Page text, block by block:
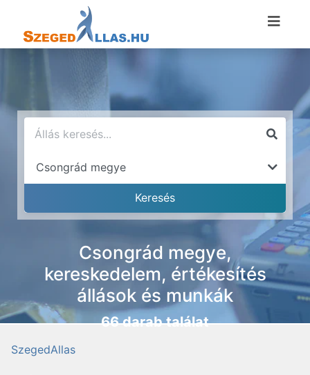
Csongrád megye,
kereskedelem, értékesítés
állások és munkák
66 darab találat
SzegedAllas